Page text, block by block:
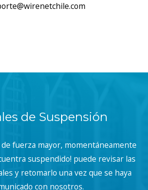
de Suspensión
fuerza mayor, momentáneamente
suspendido! puede revisar las
y retomarlo una vez que se haya
con nosotros.